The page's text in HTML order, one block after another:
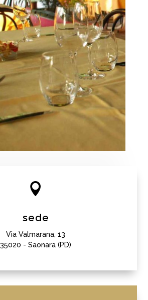

sede
Via Valmarana, 13
35020 - Saonara (PD)